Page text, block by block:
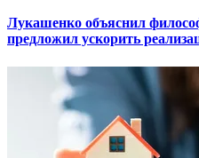
Лукашенко объяснил
предложил ускорить